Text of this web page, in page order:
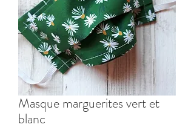
Masque marguerites vert et
blanc